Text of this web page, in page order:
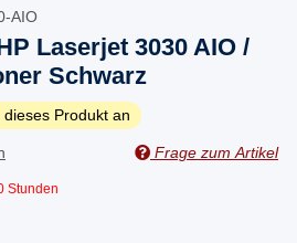
AIO
Laserjet 3030 AIO /
Schwarz
Produkt an
Frage zum Artikel
Stunden